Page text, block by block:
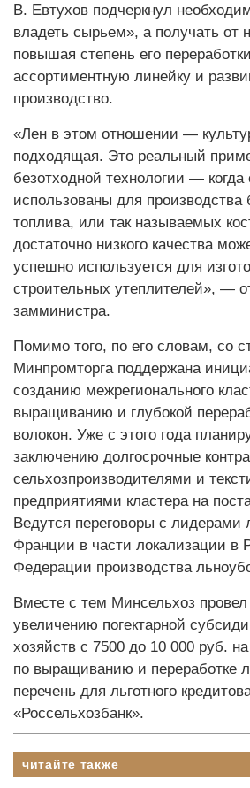
В. Евтухов подчеркнул
владеть сырьем», а получать от
повышая степень его
ассортиментную линейку и
производство.
«Лен в этом отношении —
подходящая. Это реальный
безотходной технологии —
использованы для производства
топлива, или так называемых
достаточно низкого качества
успешно используется для
строительных утеплителей», —
замминистра.
Помимо того, по его словам, со
Минпромторга поддержана
созданию межрегионального
выращиванию и глубокой
волокон. Уже с этого года
заключению долгосрочные
сельхозпроизводителями и
предприятиями кластера на
Ведутся переговоры с лидерами
Франции в части локализации в
Федерации производства
Вместе с тем Минсельхоз провел
увеличению погектарной
хозяйств с 7500 до 10 000 руб.
по выращиванию и переработке
перечень для льготного
«Россельхозбанк».
читайте также